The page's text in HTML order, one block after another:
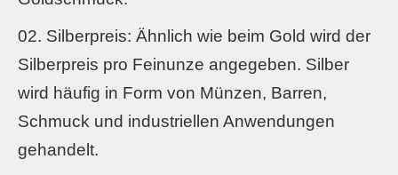
Silberpreis: Ähnlich wie beim Gold wird der
Silberpreis pro Feinunze angegeben. Silber
wird häufig in Form von Münzen, Barren,
Schmuck und industriellen Anwendungen
gehandelt.